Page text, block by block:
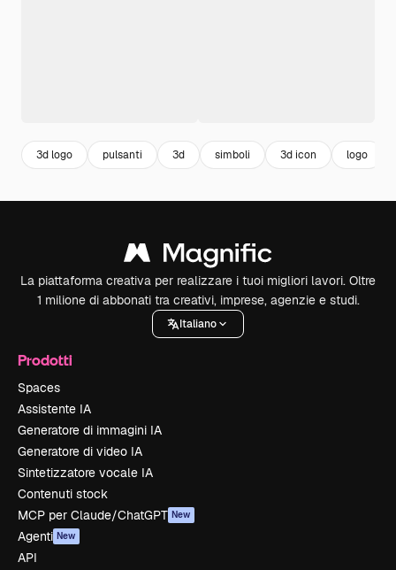
3d logo pulsanti 3d simboli 3d icon logo
La piattaforma creativa per realizzare i tuoi migliori lavori. Oltre
1 milione di abbonati tra creativi, imprese, agenzie e studi.
Italiano
Prodotti
Spaces
Assistente IA
Generatore di immagini IA
Generatore di video IA
Sintetizzatore vocale IA
Contenuti stock
MCP per Claude/ChatGPT New
Agenti New
API